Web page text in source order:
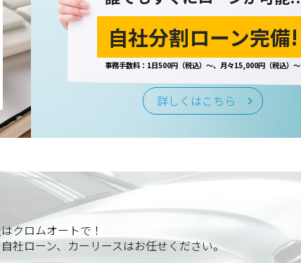
自社分割ローン完備!
事務手数料：1日500円（税込）～、月々15,000円（税込）～
詳しくはこちら
クロムオートで！
社ローン、カーリースはお任せください。